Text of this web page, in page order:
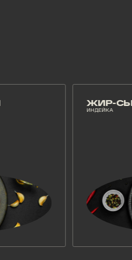
ЖИР-СЫРЕЦ
ИНДЕЙКА